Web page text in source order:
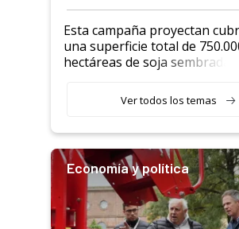
Esta campaña proyectan
una superficie total de
hectáreas de soja sembradas
variedades que marcan un
salto tecnológico en genética y
Ver todos los temas
Economía y política